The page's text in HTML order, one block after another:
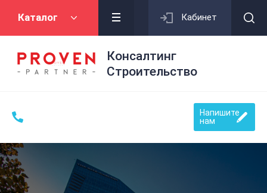
Каталог Кабинет
Консалтинг
Строительство
Напишите
нам